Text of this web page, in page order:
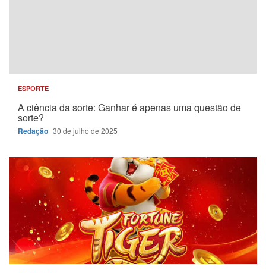
ESPORTE
A ciência da sorte: Ganhar é apenas uma questão de
sorte?
Redação 30 de julho de 2025